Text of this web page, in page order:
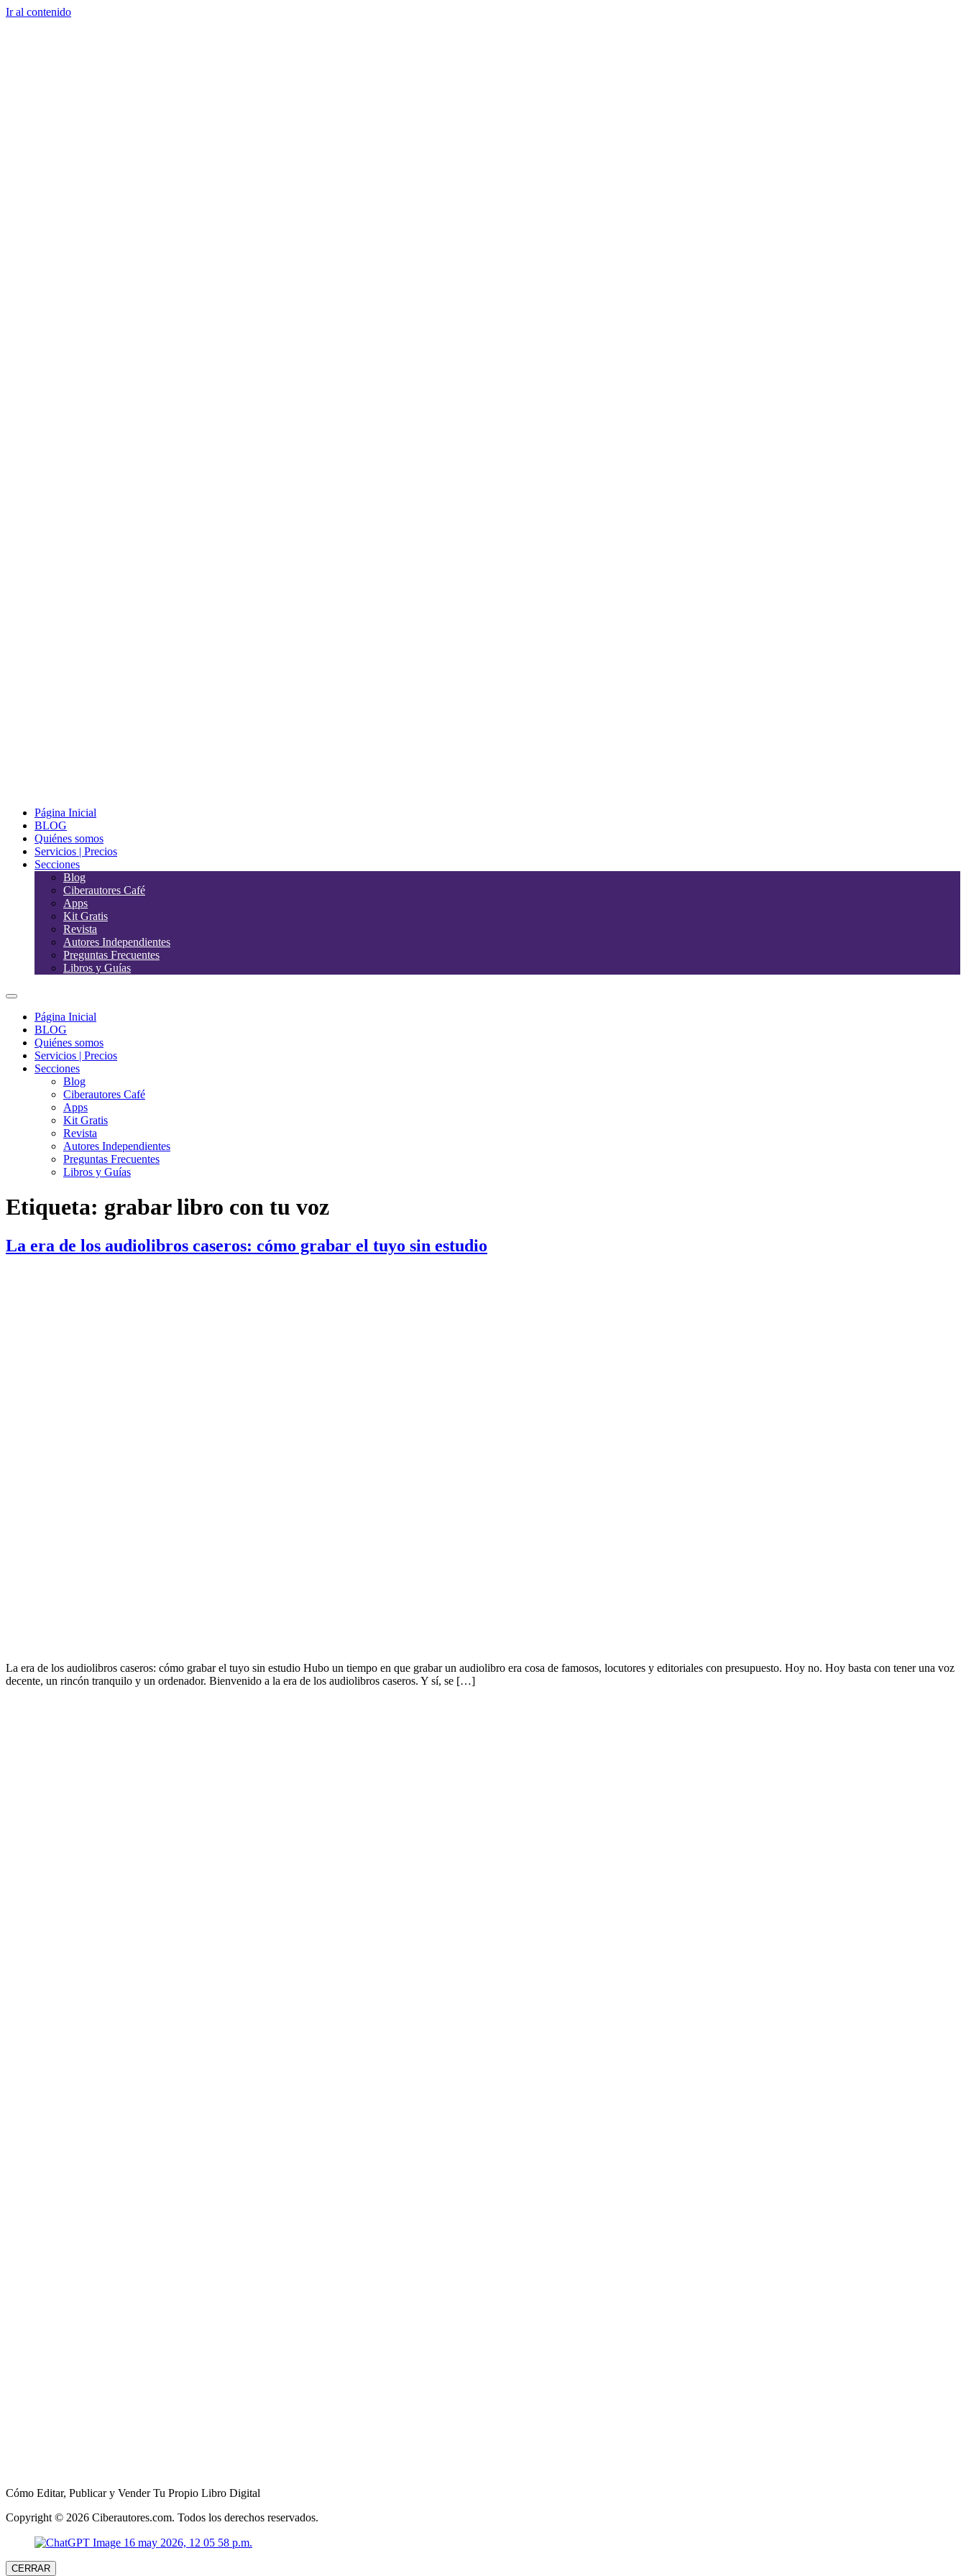
Ir al contenido
Página Inicial
BLOG
Quiénes somos
Servicios | Precios
Secciones
Blog
Ciberautores Café
Apps
Kit Gratis
Revista
Autores Independientes
Preguntas Frecuentes
Libros y Guías
Página Inicial
BLOG
Quiénes somos
Servicios | Precios
Secciones
Blog
Ciberautores Café
Apps
Kit Gratis
Revista
Autores Independientes
Preguntas Frecuentes
Libros y Guías
Etiqueta: grabar libro con tu voz
La era de los audiolibros caseros: cómo grabar el tuyo sin estudio
La era de los audiolibros caseros: cómo grabar el tuyo sin estudio Hubo un tiempo en que grabar un audiolibro era cosa de famosos, locutores y editoriales con presupuesto. Hoy no. Hoy basta con tener una voz
decente, un rincón tranquilo y un ordenador. Bienvenido a la era de los audiolibros caseros. Y sí, se […]
Cómo Editar, Publicar y Vender Tu Propio Libro Digital
Copyright © 2026 Ciberautores.com. Todos los derechos reservados.
CERRAR